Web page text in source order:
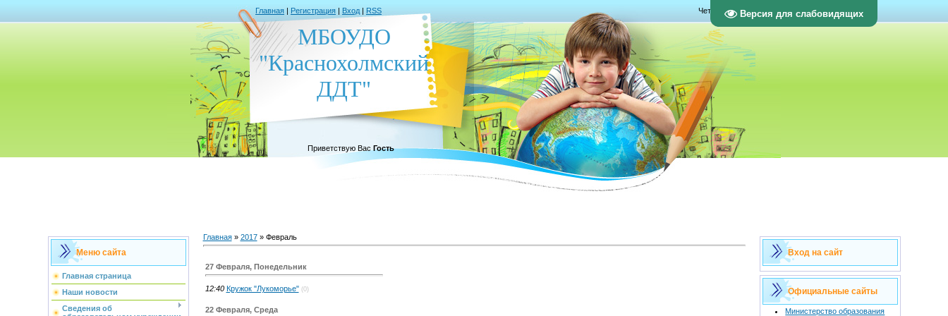
Версия для слабовидящих
Главная | Регистрация | Вход | RSS Четверг, 06.08.2026, 17:30
МБОУДО
"Краснохолмский
ДДТ"
Приветствую Вас Гость
Меню сайта
Главная страница
Наши новости
Сведения об
Главная» 2017 » Февраль
27 Февраля, Понедельник
12:40 Кружок "Лукоморье" (0)
22 Февраля, Среда
Вход на сайт
Официальные сайты
Министерство образования